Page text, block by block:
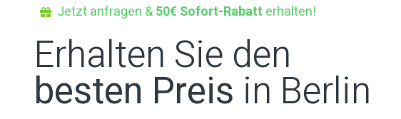
Jetzt anfragen &50€ Sofort-Rabatt erhalten!
Erhalten Sie den
besten Preis in Berlin